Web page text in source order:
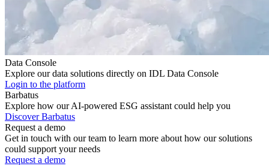
Data Console
Explore our data solutions directly on IDL Data Console
Login to the platform
Barbatus
Explore how our AI-powered ESG assistant could help you
Discover Barbatus
Request a demo
Get in touch with our team to learn more about how our solutions
could support your needs
Request a demo